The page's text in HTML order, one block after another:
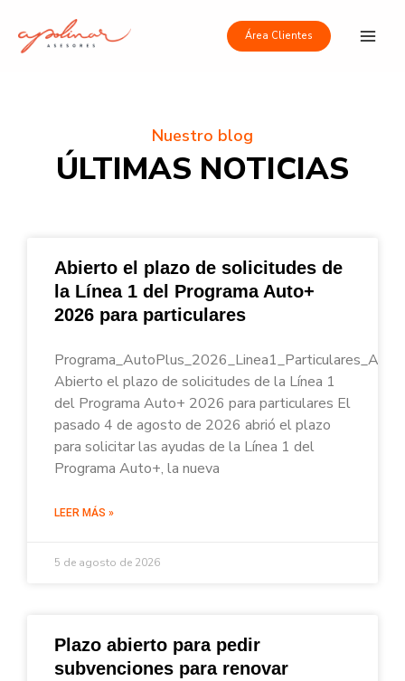
contenido
Área Clientes
Nuestro blog
ÚLTIMAS NOTICIAS
Abierto el plazo de solicitudes de
la Línea 1 del Programa Auto+
2026 para particulares
Abierto el plazo de solicitudes de la Línea 1
del Programa Auto+ 2026 para particulares El
pasado 4 de agosto de 2026 abrió el plazo
para solicitar las ayudas de la Línea 1 del
Programa Auto+, la nueva
LEER MÁS »
5 de agosto de 2026
Plazo abierto para pedir
subvenciones para renovar